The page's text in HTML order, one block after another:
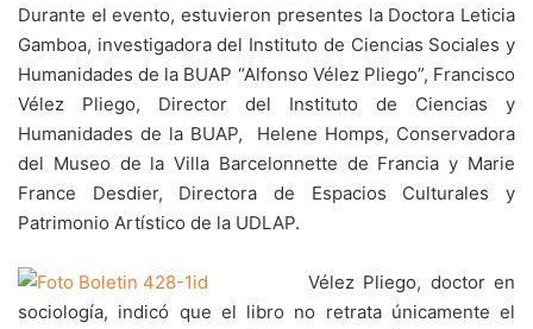
Durante el evento, estuvieron presentes la Doctora Leticia
Gamboa, investigadora del Instituto de Ciencias Sociales y
Humanidades de la BUAP “Alfonso Vélez Pliego”, Francisco
Vélez Pliego, Director del Instituto de Ciencias y
Humanidades de la BUAP, Helene Homps, Conservadora
del Museo de la Villa Barcelonnette de Francia y Marie
France Desdier, Directora de Espacios Culturales y
Patrimonio Artístico de la UDLAP.
Vélez Pliego, doctor en
sociología, indicó que el libro no retrata únicamente el